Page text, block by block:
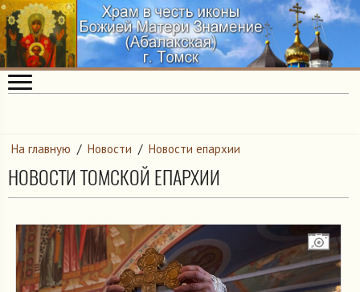
На главную / Новости / Новости епархии
НОВОСТИ ТОМСКОЙ ЕПАРХИИ